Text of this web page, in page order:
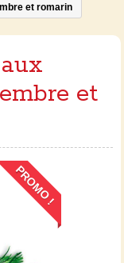
et romarin
et
PROMO !